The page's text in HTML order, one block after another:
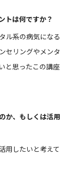
トは何ですか？
ル系の病気になる
セリングやメンタ
と思ったこの講座
か、もしくは活用
用したいと考えて